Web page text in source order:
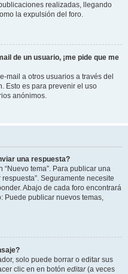
realizadas, llegando
la expulsión del foro.
de un usuario, ¡me pide que me
mail a otros usuarios a través del
Esto es para prevenir el uso
anónimos.
una respuesta?
tema”. Para publicar una
Seguramente necesite
Abajo de cada foro encontrará
Puede publicar nuevos temas,
solo puede borrar o editar sus
clic en en botón editar(a veces